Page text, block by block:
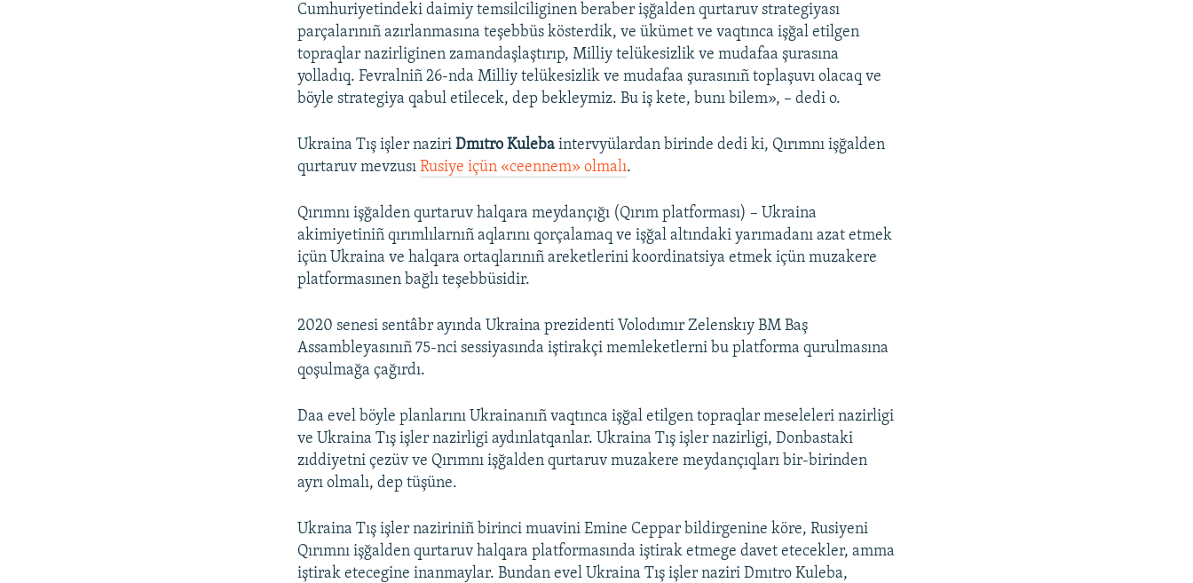
Cumhuriyetindeki daimiy temsilciliginen beraber işğalden qurtaruv strategiyası
parçalarınıñ azırlanmasına teşebbüs kösterdik, ve ükümet ve vaqtınca işğal etilgen
topraqlar nazirliginen zamandaşlaştırıp, Milliy telükesizlik ve mudafaa şurasına
yolladıq. Fevralniñ 26-nda Milliy telükesizlik ve mudafaa şurasınıñ toplaşuvı olacaq ve
böyle strategiya qabul etilecek, dep bekleymiz. Bu iş kete, bunı bilem», – dedi o.
Ukraina Tış işler naziri Dmıtro Kuleba intervyülardan birinde dedi ki, Qırımnı işğalden
qurtaruv mevzusıRusiye içün «ceennem» olmalı.
Qırımnı işğalden qurtaruv halqara meydançığı (Qırım platforması) – Ukraina
akimiyetiniñ qırımlılarnıñ aqlarını qorçalamaq ve işğal altındaki yarımadanı azat etmek
içün Ukraina ve halqara ortaqlarınıñ areketlerini koordinatsiya etmek içün muzakere
platformasınen bağlı teşebbüsidir.
2020 senesi sentâbr ayında Ukraina prezidenti Volodımır Zelenskıy BM Baş
Assambleyasınıñ 75-nci sessiyasında iştirakçi memleketlerni bu platforma qurulmasına
qoşulmağa çağırdı.
Daa evel böyle planlarını Ukrainanıñ vaqtınca işğal etilgen topraqlar meseleleri nazirligi
ve Ukraina Tış işler nazirligi aydınlatqanlar. Ukraina Tış işler nazirligi, Donbastaki
zıddiyetni çezüv ve Qırımnı işğalden qurtaruv muzakere meydançıqları bir-birinden
ayrı olmalı, dep tüşüne.
Ukraina Tış işler naziriniñ birinci muavini Emine Ceppar bildirgenine köre, Rusiyeni
Qırımnı işğalden qurtaruv halqara platformasında iştirak etmege davet etecekler, amma
iştirak etecegine inanmaylar. Bundan evel Ukraina Tış işler naziri Dmıtro Kuleba,